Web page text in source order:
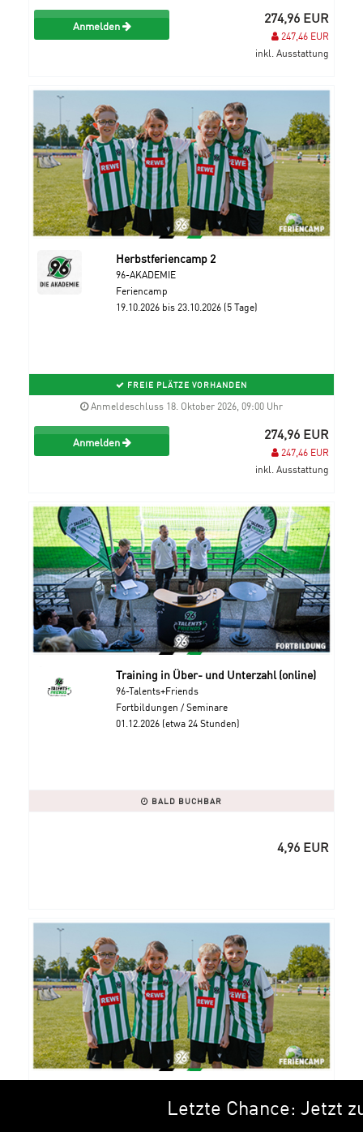
Anmelden 274,96 EUR
247,46 EUR
inkl. Ausstattung
Herbstferiencamp 2
96-AKADEMIE
Feriencamp
19.10.2026 bis 23.10.2026 (5 Tage)
FREIE PLÄTZE VORHANDEN
Anmeldeschluss 18. Oktober 2026, 09:00 Uhr
Anmelden 274,96 EUR
247,46 EUR
inkl. Ausstattung
Training in Über- und Unterzahl (online)
96-Talents+Friends
Fortbildungen / Seminare
01.12.2026 (etwa 24 Stunden)
BALD BUCHBAR
4,96 EUR
Letzte Chance: Jetzt zu